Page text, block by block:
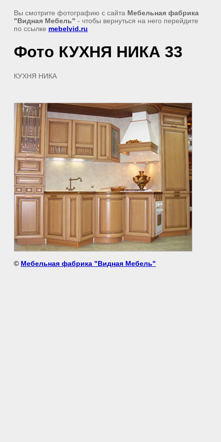
Вы смотрите фотографию с сайта Мебельная фабрика
"Видная Мебель" - чтобы вернуться на него перейдите
по ссылке mebelvid.ru
Фото КУХНЯ НИКА 33
КУХНЯ НИКА
© Мебельная фабрика "Видная Мебель"